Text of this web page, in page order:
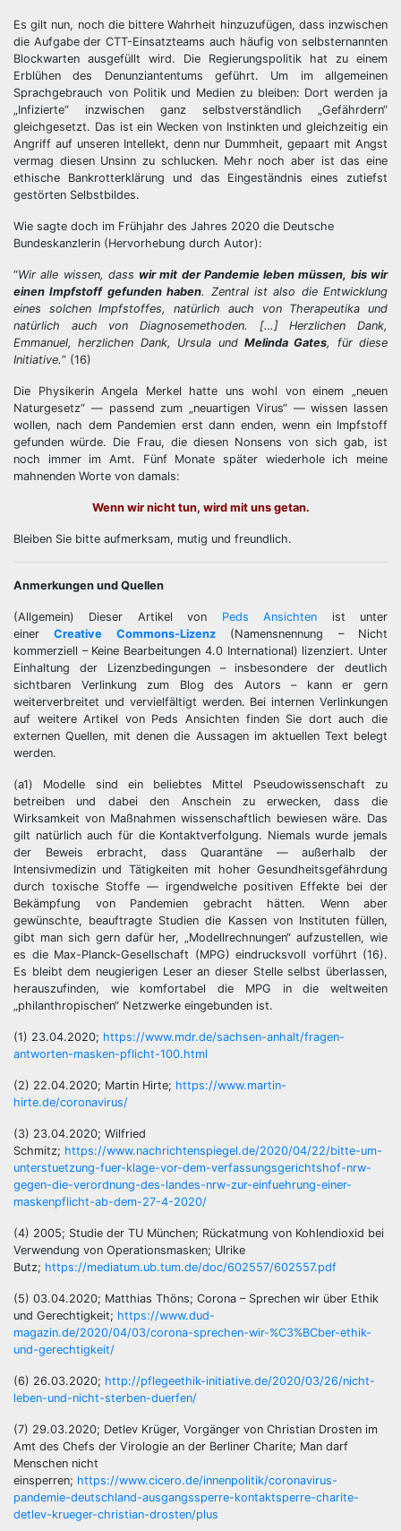
Es gilt nun, noch die bittere Wahrheit hinzuzufügen, dass inzwischen
die Aufgabe der CTT-Einsatzteams auch häufig von selbsternannten
Blockwarten ausgefüllt wird. Die Regierungspolitik hat zu einem
Erblühen des Denunziantentums geführt. Um im allgemeinen
Sprachgebrauch von Politik und Medien zu bleiben: Dort werden ja
„Infizierte“ inzwischen ganz selbstverständlich „Gefährdern“
gleichgesetzt. Das ist ein Wecken von Instinkten und gleichzeitig ein
Angriff auf unseren Intellekt, denn nur Dummheit, gepaart mit Angst
vermag diesen Unsinn zu schlucken. Mehr noch aber ist das eine
ethische Bankrotterklärung und das Eingeständnis eines zutiefst
gestörten Selbstbildes.
Wie sagte doch im Frühjahr des Jahres 2020 die Deutsche
Bundeskanzlerin (Hervorhebung durch Autor):
“Wir alle wissen, dasswir mit der Pandemie leben müssen, bis wir
einen Impfstoff gefunden haben. Zentral ist also die Entwicklung
eines solchen Impfstoffes, natürlich auch von Therapeutika und
natürlich auch von Diagnosemethoden. […] Herzlichen Dank,
Emmanuel, herzlichen Dank, Ursula und Melinda Gates, für diese
Initiative.” (16)
Die Physikerin Angela Merkel hatte uns wohl von einem „neuen
Naturgesetz“ — passend zum „neuartigen Virus“ — wissen lassen
wollen, nach dem Pandemien erst dann enden, wenn ein Impfstoff
gefunden würde. Die Frau, die diesen Nonsens von sich gab, ist
noch immer im Amt. Fünf Monate später wiederhole ich meine
mahnenden Worte von damals:
Wenn wir nicht tun, wird mit uns getan.
Bleiben Sie bitte aufmerksam, mutig und freundlich.
Anmerkungen und Quellen
(Allgemein) Dieser Artikel von Peds Ansichten ist unter
einerCreative Commons-Lizenz(Namensnennung – Nicht
kommerziell – Keine Bearbeitungen 4.0 International) lizenziert. Unter
Einhaltung der Lizenzbedingungen – insbesondere der deutlich
sichtbaren Verlinkung zum Blog des Autors – kann er gern
weiterverbreitet und vervielfältigt werden. Bei internen Verlinkungen
auf weitere Artikel von Peds Ansichten finden Sie dort auch die
externen Quellen, mit denen die Aussagen im aktuellen Text belegt
werden.
(a1) Modelle sind ein beliebtes Mittel Pseudowissenschaft zu
betreiben und dabei den Anschein zu erwecken, dass die
Wirksamkeit von Maßnahmen wissenschaftlich bewiesen wäre. Das
gilt natürlich auch für die Kontaktverfolgung. Niemals wurde jemals
der Beweis erbracht, dass Quarantäne — außerhalb der
Intensivmedizin und Tätigkeiten mit hoher Gesundheitsgefährdung
durch toxische Stoffe — irgendwelche positiven Effekte bei der
Bekämpfung von Pandemien gebracht hätten. Wenn aber
gewünschte, beauftragte Studien die Kassen von Instituten füllen,
gibt man sich gern dafür her, „Modellrechnungen“ aufzustellen, wie
es die Max-Planck-Gesellschaft (MPG) eindrucksvoll vorführt (16).
Es bleibt dem neugierigen Leser an dieser Stelle selbst überlassen,
herauszufinden, wie komfortabel die MPG in die weltweiten
„philanthropischen“ Netzwerke eingebunden ist.
(1) 23.04.2020; https://www.mdr.de/sachsen-anhalt/fragen-
antworten-masken-pflicht-100.html
(2) 22.04.2020; Martin Hirte; https://www.martin-
hirte.de/coronavirus/
(3) 23.04.2020; Wilfried
Schmitz; https://www.nachrichtenspiegel.de/2020/04/22/bitte-um-
unterstuetzung-fuer-klage-vor-dem-verfassungsgerichtshof-nrw-
gegen-die-verordnung-des-landes-nrw-zur-einfuehrung-einer-
maskenpflicht-ab-dem-27-4-2020/
(4) 2005; Studie der TU München; Rückatmung von Kohlendioxid bei
Verwendung von Operationsmasken; Ulrike
Butz; https://mediatum.ub.tum.de/doc/602557/602557.pdf
(5) 03.04.2020; Matthias Thöns; Corona – Sprechen wir über Ethik
und Gerechtigkeit; https://www.dud-
magazin.de/2020/04/03/corona-sprechen-wir-%C3%BCber-ethik-
und-gerechtigkeit/
(6) 26.03.2020; http://pflegeethik-initiative.de/2020/03/26/nicht-
leben-und-nicht-sterben-duerfen/
(7) 29.03.2020; Detlev Krüger, Vorgänger von Christian Drosten im
Amt des Chefs der Virologie an der Berliner Charite; Man darf
Menschen nicht
einsperren; https://www.cicero.de/innenpolitik/coronavirus-
pandemie-deutschland-ausgangssperre-kontaktsperre-charite-
detlev-krueger-christian-drosten/plus